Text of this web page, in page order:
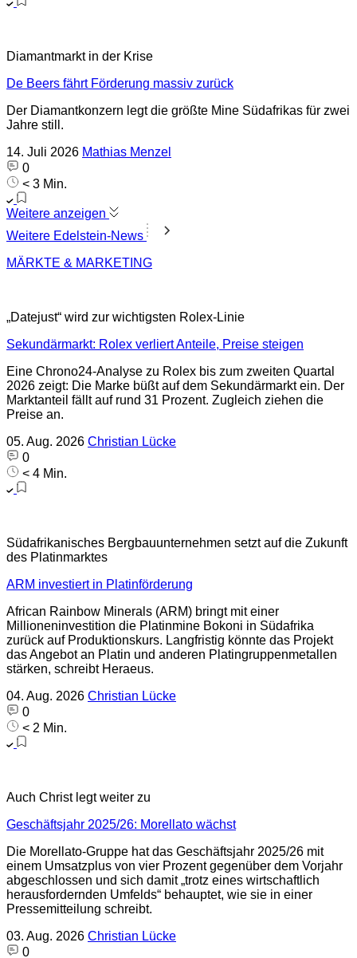
Diamantmarkt in der Krise
De Beers fährt Förderung massiv zurück
Der Diamantkonzern legt die größte Mine Südafrikas für zwei
Jahre still.
14. Juli 2026 Mathias Menzel
0
< 3 Min.
Weitere anzeigen
Weitere Edelstein-News
MÄRKTE & MARKETING
„Datejust“ wird zur wichtigsten Rolex-Linie
Sekundärmarkt: Rolex verliert Anteile, Preise steigen
Eine Chrono24-Analyse zu Rolex bis zum zweiten Quartal
2026 zeigt: Die Marke büßt auf dem Sekundärmarkt ein. Der
Marktanteil fällt auf rund 31 Prozent. Zugleich ziehen die
Preise an.
05. Aug. 2026 Christian Lücke
0
< 4 Min.
Südafrikanisches Bergbauunternehmen setzt auf die Zukunft
des Platinmarktes
ARM investiert in Platinförderung
African Rainbow Minerals (ARM) bringt mit einer
Millioneninvestition die Platinmine Bokoni in Südafrika
zurück auf Produktionskurs. Langfristig könnte das Projekt
das Angebot an Platin und anderen Platingruppenmetallen
stärken, schreibt Heraeus.
04. Aug. 2026 Christian Lücke
0
< 2 Min.
Auch Christ legt weiter zu
Geschäftsjahr 2025/26: Morellato wächst
Die Morellato-Gruppe hat das Geschäftsjahr 2025/26 mit
einem Umsatzplus von vier Prozent gegenüber dem Vorjahr
abgeschlossen und sich damit „trotz eines wirtschaftlich
herausfordernden Umfelds“ behauptet, wie sie in einer
Pressemitteilung schreibt.
03. Aug. 2026 Christian Lücke
0